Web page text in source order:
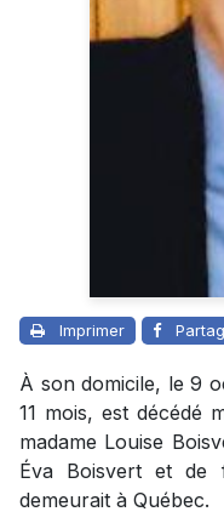
Imprimer
À son domicile, le 9
11 mois, est décédé
madame Louise
Éva Boisvert et de
demeurait à Québec.